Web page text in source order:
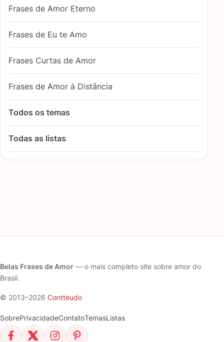
Frases de Amor Eterno
Frases de Eu te Amo
Frases Curtas de Amor
Frases de Amor à Distância
Todos os temas
Todas as listas
Belas Frases de Amor — o mais completo site sobre amor do
Brasil.
© 2013–2026 Contteudo
SobrePrivacidadeContatoTemasListas